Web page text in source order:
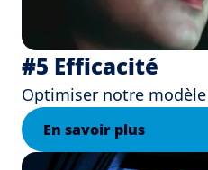
#5 Efficacité
Optimiser notre
En savoir plus